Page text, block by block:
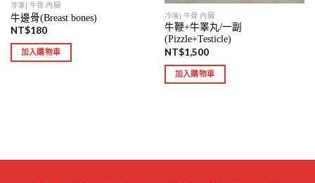
冷凍| 牛骨.內臟
牛邊骨(Breast bones)
NT$180
加入購物車
冷凍| 牛骨.內臟
牛鞭+牛睪丸/一副
(Pizzle+Testicle)
NT$1,500
加入購物車